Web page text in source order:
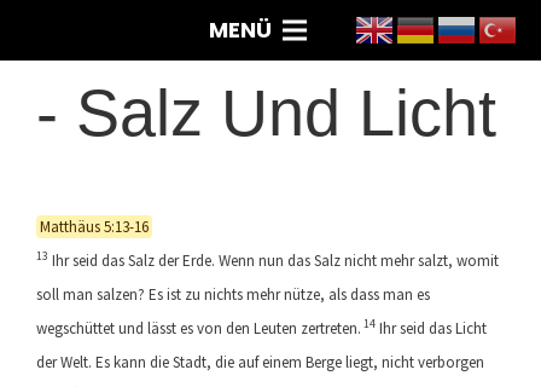
MENÜ
- Salz Und Licht
Matthäus 5:13-16
13 Ihr seid das Salz der Erde. Wenn nun das Salz nicht mehr salzt, womit
soll man salzen? Es ist zu nichts mehr nütze, als dass man es
wegschüttet und lässt es von den Leuten zertreten. 14 Ihr seid das Licht
der Welt. Es kann die Stadt, die auf einem Berge liegt, nicht verborgen